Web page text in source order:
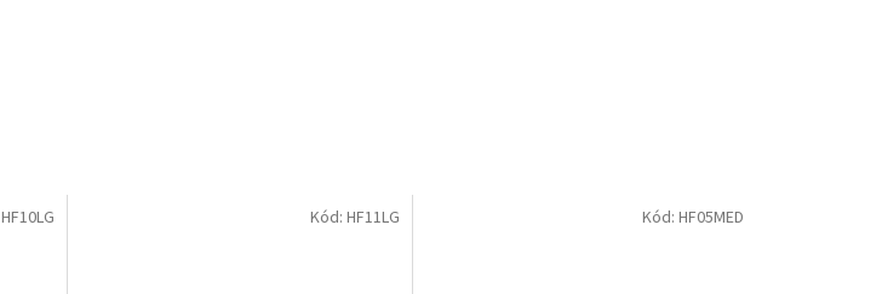
HF10LG Kód: HF11LG Kód: HF05MED